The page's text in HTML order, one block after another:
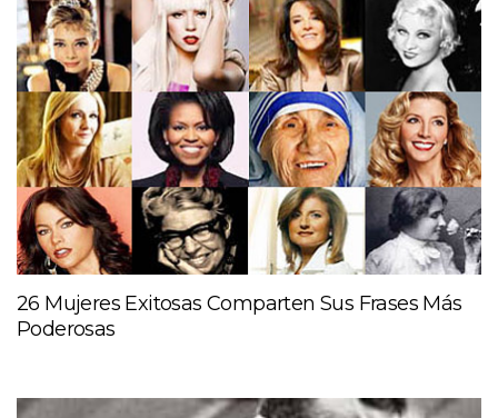
26 Mujeres Exitosas Comparten Sus Frases Más
Poderosas